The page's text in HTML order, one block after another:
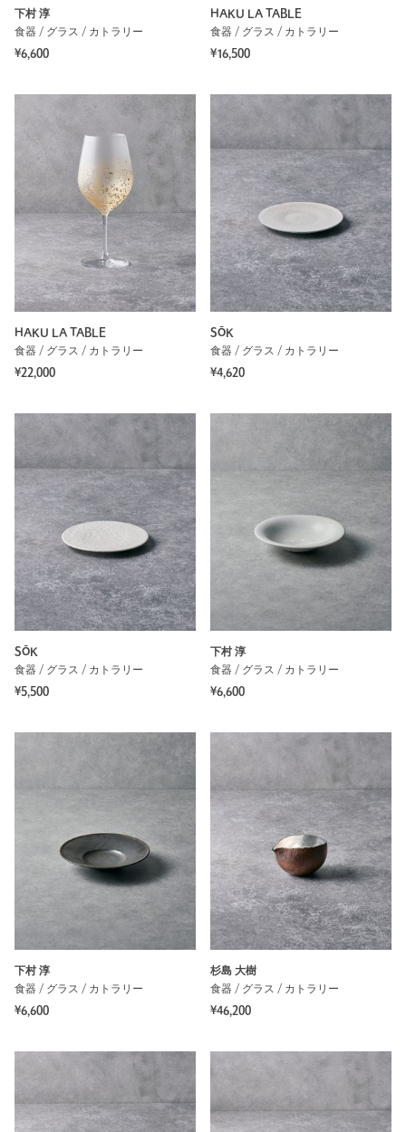
下村 淳
食器 / グラス / カトラリー
¥6,600
HAKU LA TABLE
食器 / グラス / カトラリー
¥16,500
HAKU LA TABLE
食器 / グラス / カトラリー
¥22,000
SŌK
食器 / グラス / カトラリー
¥4,620
SŌK
食器 / グラス / カトラリー
¥5,500
下村 淳
食器 / グラス / カトラリー
¥6,600
下村 淳
食器 / グラス / カトラリー
¥6,600
杉島 大樹
食器 / グラス / カトラリー
¥46,200